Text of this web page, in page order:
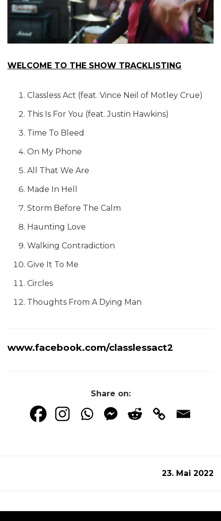
WELCOME TO THE SHOW TRACKLISTING
Classless Act (feat. Vince Neil of Motley Crue)
This Is For You (feat. Justin Hawkins)
Time To Bleed
On My Phone
All That We Are
Made In Hell
Storm Before The Calm
Haunting Love
Walking Contradiction
Give It To Me
Circles
Thoughts From A Dying Man
www.facebook.com/classlessact2
Share on:
23. Mai 2022